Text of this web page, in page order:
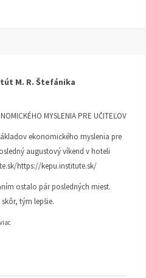
M. R. Štefánika
MYSLENIA PRE UČITEĽOV
ekonomického myslenia pre
augustový víkend v hoteli
https://kepu.institute.sk/
ostalo pár posledných miest.
tým lepšie.